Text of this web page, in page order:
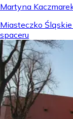
Martyna
Miasteczko
spaceru